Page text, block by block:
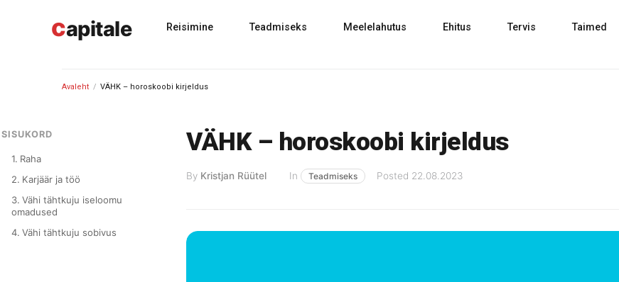
capitale Reisimine Teadmiseks Meelelahutus Ehitus Tervis Taimed
Avaleht / VÄHK – horoskoobi kirjeldus
SISUKORD
Raha
Karjäär ja töö
Vähi tähtkuju iseloomu
omadused
Vähi tähtkuju sobivus
VÄHK – horoskoobi kirjeldus
By Kristjan Rüütel In Teadmiseks Posted 22.08.2023